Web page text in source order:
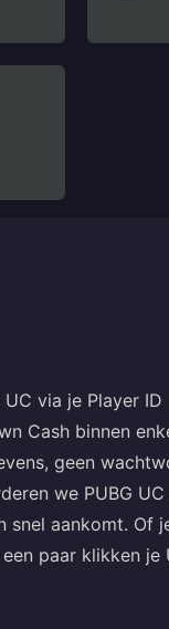
via je Player ID
Cash binnen
geen
we PUBG
aankomt. Of
paar klikken je